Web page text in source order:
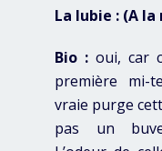
La lubie : (A la
Bio :oui, car
première mi-
vraie purge
pas un